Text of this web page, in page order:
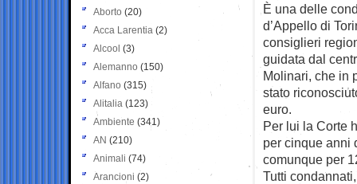
È una delle
d’Appello di
consiglieri
guidata dal
Molinari, che in
stato
euro.
Per lui la Corte
per cinque anni
comunque per
Tutti
Aborto (20)
Acca Larentia (2)
Alcool (3)
Alemanno (150)
Alfano (315)
Alitalia (123)
Ambiente (341)
AN (210)
Animali (74)
Arancioni (2)